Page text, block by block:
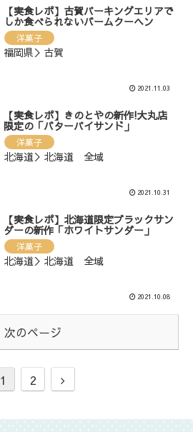
【実食レポ】古賀パーキングエリアで
しか食べられないバームクーヘン
洋菓子
福岡県＞古賀
2021.11.03
【実食レポ】きのとやの新作!大丸店
限定の「バターパイサンド」
洋菓子
北海道＞北海道 全域
2021.10.31
【実食レポ】北海道限定ブラックサン
ダーの新作「ホワイトサンダー」
洋菓子
北海道＞北海道 全域
2021.10.08
次のページ
1 2